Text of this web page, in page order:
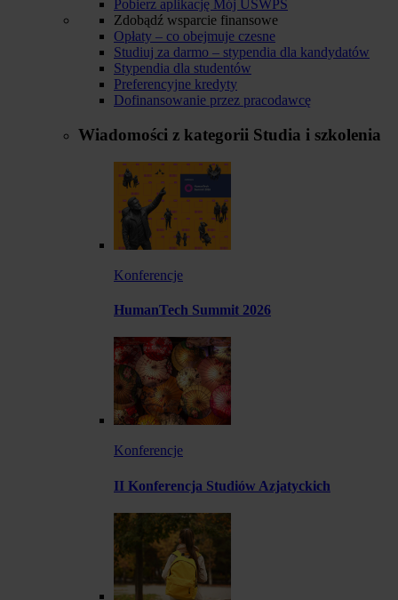
Pobierz aplikację Mój USWPS
Zdobądź wsparcie finansowe
Opłaty – co obejmuje czesne
Studiuj za darmo – stypendia dla kandydatów
Stypendia dla studentów
Preferencyjne kredyty
Dofinansowanie przez pracodawcę
Wiadomości z kategorii Studia i szkolenia
Konferencje
HumanTech Summit 2026
Konferencje
II Konferencja Studiów Azjatyckich